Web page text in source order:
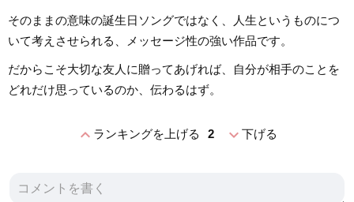
そのままの意味の誕生日ソングではなく、人生というものにつ
いて考えさせられる、メッセージ性の強い作品です。
だからこそ大切な友人に贈ってあげれば、自分が相手のことを
どれだけ思っているのか、伝わるはず。
expand_lessランキングを上げる 2 expand_more下げる